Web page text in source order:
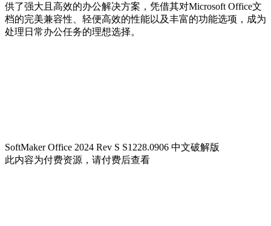
供了强大且高效的办公解决方案，凭借其对Microsoft Office文
档的完美兼容性、轻便高效的性能以及丰富的功能选项，成为
处理日常办公任务的理想选择。
SoftMaker Office 2024 Rev S S1228.0906 中文破解版
此内容为付费资源，请付费后查看